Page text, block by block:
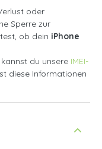
oder
Sperre zur
ob dein iPhone
kannst du unsere IMEI-
diese Informationen